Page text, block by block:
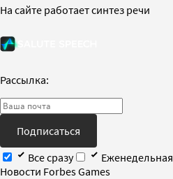
На сайте работает синтез речи
Рассылка:
Подписаться
Все сразу
Еженедельная
Новости Forbes Games